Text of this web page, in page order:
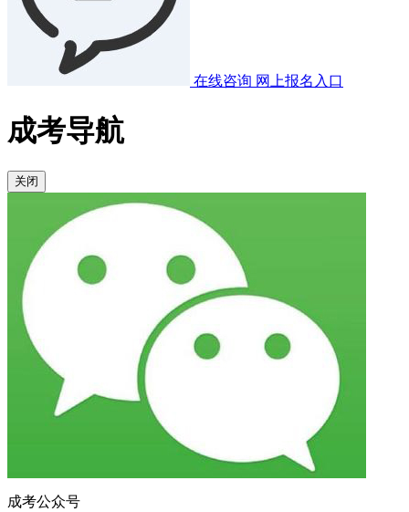
在线咨询 网上报名入口
成考导航
关闭
成考公众号